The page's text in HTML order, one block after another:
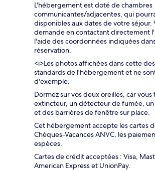
L'hébergement est doté de chambres
communicantes/adjacentes, qui
disponibles aux dates de votre séjour.
demande en contactant directement
l'aide des coordonnées indiquées
réservation.
<i>Les photos affichées dans cette
standards de l'hébergement et ne
d'exemple.
Dormez sur vos deux oreilles, car
extincteur, un détecteur de fumée,
et des barrières de fenêtre sur place.
Cet hébergement accepte les cartes
Chèques-Vacances ANVC, les
espèces.
Cartes de crédit acceptées : Visa,
American Express et UnionPay.